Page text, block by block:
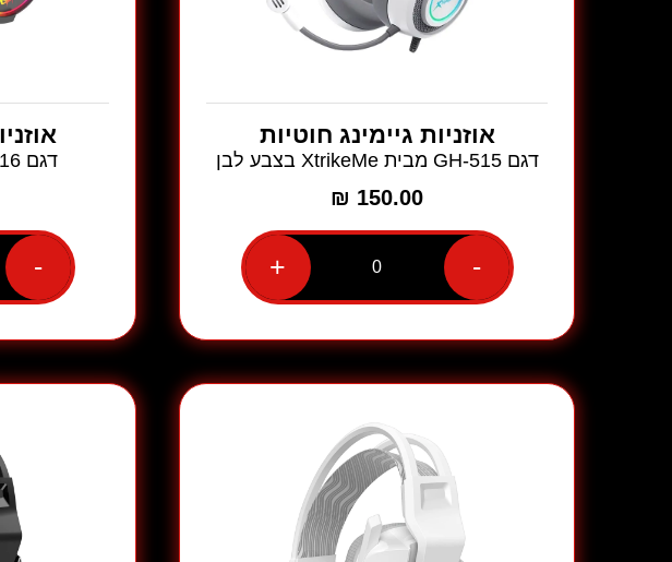
אוזניות גיימינג חוטיות
דגם GH-515 מבית XtrikeMe בצבע לבן
150.00
₪
-
כמות
של
אוזניות
חוטיות
GH-
+
דגם GH-516 מבית XtrikeMe
-
כמות
של
אוזניות
חוטיות
GH-